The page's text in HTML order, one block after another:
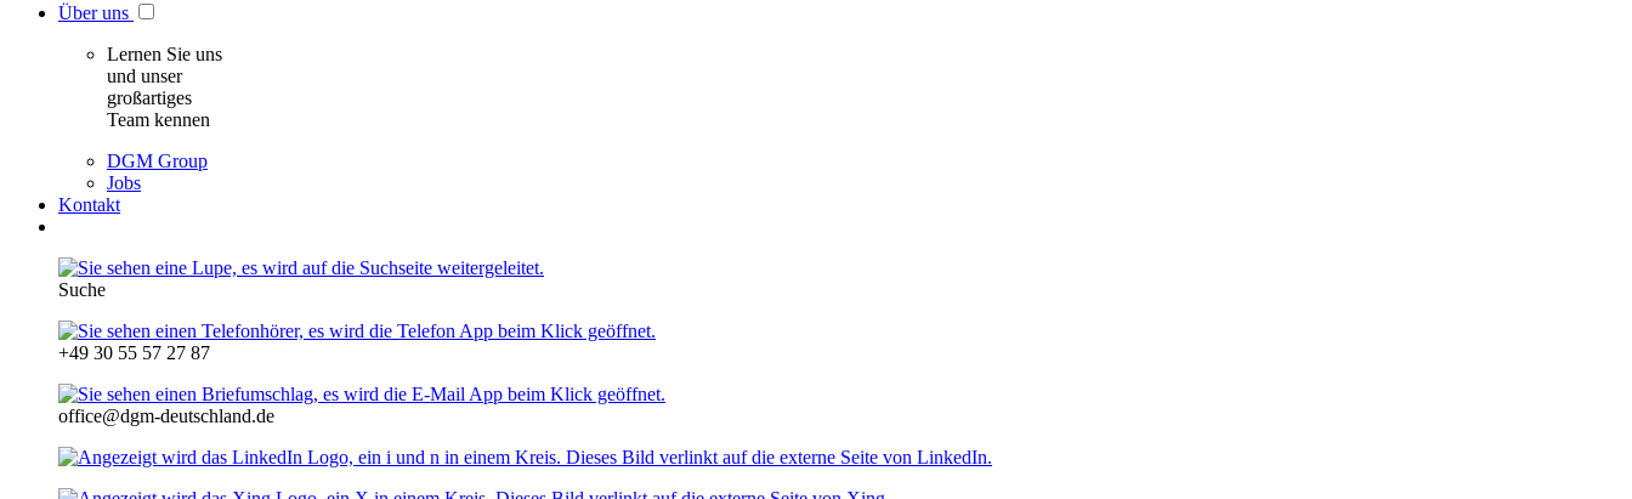
Über uns
Lernen Sie uns
und unser
großartiges
Team kennen
DGM Group
Jobs
Kontakt
Suche
+49 30 55 57 27 87
office@dgm-deutschland.de